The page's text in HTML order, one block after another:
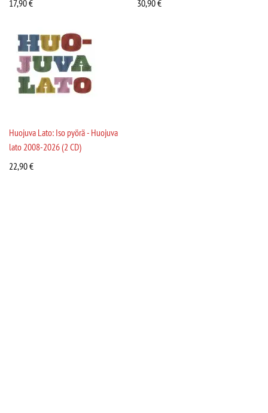
17,90€
30,90€
Huojuva Lato: Iso pyörä - Huojuva
lato 2008-2026 (2 CD)
22,90€